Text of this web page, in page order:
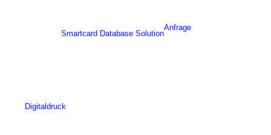
Smartcard Database Solution
Anfrage
Digitaldruck